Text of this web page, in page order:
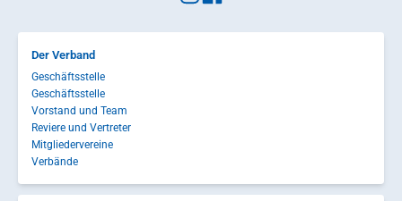
Der Verband
Geschäftsstelle
Geschäftsstelle
Vorstand und Team
Reviere und Vertreter
Mitgliedervereine
Verbände